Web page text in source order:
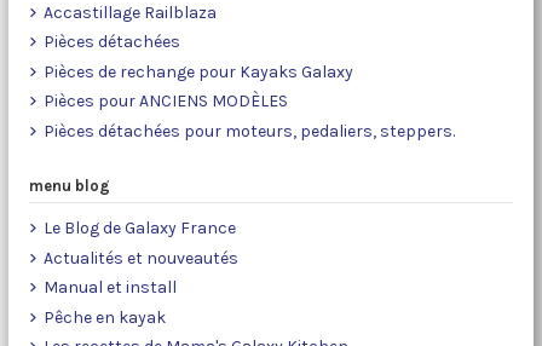
Accastillage Railblaza
Pièces détachées
Pièces de rechange pour Kayaks Galaxy
Pièces pour ANCIENS MODÈLES
Pièces détachées pour moteurs, pedaliers, steppers.
menu blog
Le Blog de Galaxy France
Actualités et nouveautés
Manual et install
Pêche en kayak